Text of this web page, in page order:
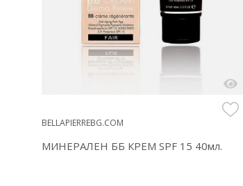
BELLAPIERREBG.COM
МИНЕРАЛЕН ББ КРЕМ SPF 15 40мл.